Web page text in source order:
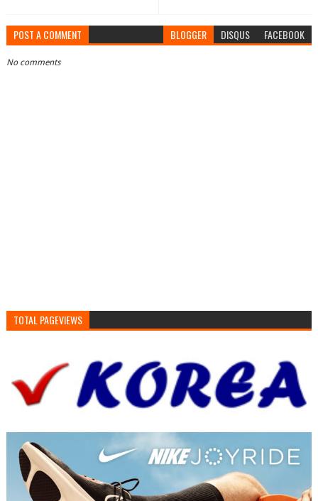
POST A COMMENT BLOGGER DISQUS FACEBOOK
No comments
TOTAL PAGEVIEWS